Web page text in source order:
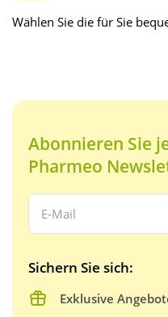
Wählen Sie die für Sie
Abonnieren Sie
Pharmeo
Ihre E-Mail Adresse:
Sichern Sie sich:
Exklusive